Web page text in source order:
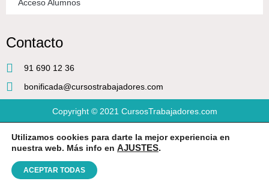
Acceso Alumnos
Contacto
91 690 12 36
bonificada@cursostrabajadores.com
Copyright © 2021 CursosTrabajadores.com
Aviso Legal |Política de Privacidad| Condiciones de compra
Diseño web
Utilizamos cookies para darte la mejor experiencia en
nuestra web. Más info en AJUSTES.
ACEPTAR TODAS